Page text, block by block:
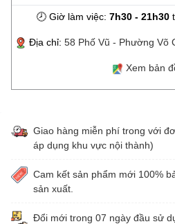
🕗 Giờ làm việc: 7h30 - 21h30
Địa chỉ: 58 Phố Vũ - Phường Võ
Xem bản
Giao hàng miễn phí trong với
áp dụng khu vực nội thành)
Cam kết sản phẩm mới 100%
sản xuất.
Đổi mới trong 07 ngày đầu sử